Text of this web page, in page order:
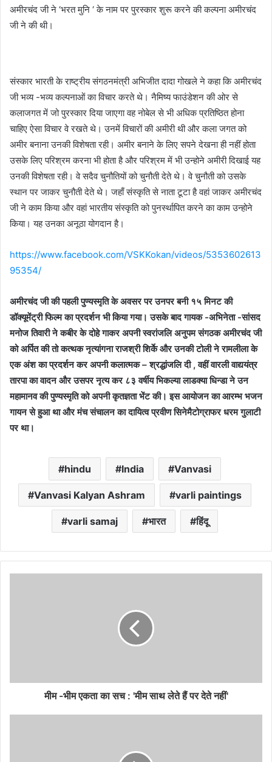
अमीरचंद जी ने ‘भरत मुनि ‘ के नाम पर पुरस्कार शुरू करने की कल्पना अमीरचंद
जी ने की थी।
संस्कार भारती के राष्ट्रीय संगठनमंत्री अभिजीत दादा गोखले ने कहा कि अमीरचंद
जी भव्य -भव्य कल्पनाओं का विचार करते थे। नैमिष्य फाउंडेशन की ओर से
कलाजगत में जो पुरस्कार दिया जाएगा वह नोबेल से भी अधिक प्रतिष्ठित होना
चाहिए ऐसा विचार वे रखते थे। उनमें विचारों की अमीरी थी और कला जगत को
अमीर बनाना उनकी विशेषता रही। अमीर बनाने के लिए सपने देखना ही नहीं होता
उसके लिए परिश्रम करना भी होता है और परिश्रम में भी उन्होने अमीरी दिखाई यह
उनकी विशेषता रही। वे सदैव चुनौतियों को चुनौती देते थे। वे चुनौती को उसके
स्थान पर जाकर चुनौती देते थे। जहाँ संस्कृति से नाता टूटा है वहां जाकर अमीरचंद
जी ने काम किया और वहां भारतीय संस्कृति को पुनर्स्थापित करने का काम उन्होने
किया। यह उनका अनूठा योगदान है।
https://www.facebook.com/VSKKokan/videos/5353602613
95354/
अमीरचंद जी की पहली पुण्यस्मृति के अवसर पर उनपर बनी १५ मिनट की
डॉक्यूमेंट्री फिल्म का प्रदर्शन भी किया गया। उसके बाद गायक -अभिनेता -सांसद
मनोज तिवारी ने कबीर के दोहे गाकर अपनी स्वरांजलि अनुपम संगठक अमीरचंद जी
को अर्पित की तो कत्थक नृत्यांगना राजश्री शिर्के और उनकी टोली ने रामलीला के
एक अंश का प्रदर्शन कर अपनी कलात्मक – श्रद्धांजलि दी , वहीं वारली वाद्ययंत्र
तारपा का वादन और उसपर नृत्य कर ८३ वर्षीय भिकल्या लाडक्या धिन्डा ने उन
महामानव की पुण्यस्मृति को अपनी कृतज्ञता भेंट की। इस आयोजन का आरम्भ भजन
गायन से हुआ था और मंच संचालन का दायित्व प्रवीण सिनेमैटोग्राफर धरम गुलाटी
पर था।
hindu India Vanvasi
Vanvasi Kalyan Ashram varli paintings
varli samaj भारत हिंदू
मीम -भीम एकता का सच : 'मीम साथ लेते हैं पर देते नहीं'